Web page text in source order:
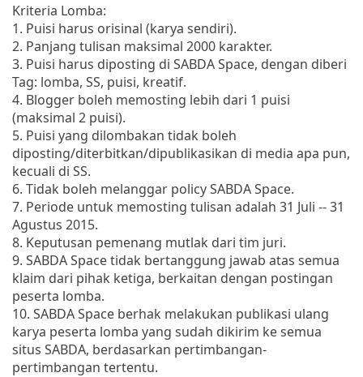
Kriteria Lomba:
1. Puisi harus orisinal (karya sendiri).
2. Panjang tulisan maksimal 2000 karakter.
3. Puisi harus diposting di SABDA Space, dengan diberi
Tag: lomba, SS, puisi, kreatif.
4. Blogger boleh memosting lebih dari 1 puisi
(maksimal 2 puisi).
5. Puisi yang dilombakan tidak boleh
diposting/diterbitkan/dipublikasikan di media apa pun,
kecuali di SS.
6. Tidak boleh melanggar policy SABDA Space.
7. Periode untuk memosting tulisan adalah 31 Juli -- 31
Agustus 2015.
8. Keputusan pemenang mutlak dari tim juri.
9. SABDA Space tidak bertanggung jawab atas semua
klaim dari pihak ketiga, berkaitan dengan postingan
peserta lomba.
10. SABDA Space berhak melakukan publikasi ulang
karya peserta lomba yang sudah dikirim ke semua
situs SABDA, berdasarkan pertimbangan-
pertimbangan tertentu.